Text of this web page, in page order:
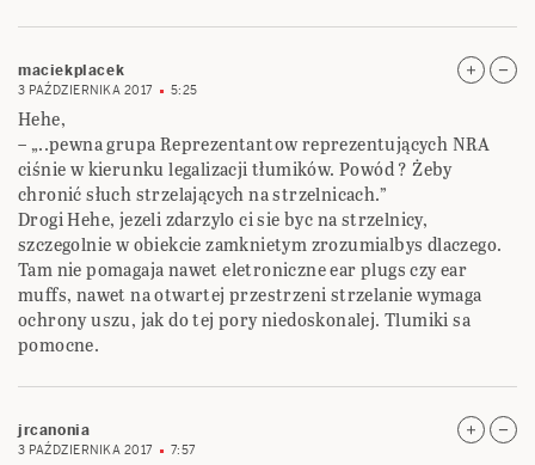
maciekplacek
3 PAŹDZIERNIKA 2017 5:25
Hehe,
– „..pewna grupa Reprezentantow reprezentujących NRA
ciśnie w kierunku legalizacji tłumików. Powód ? Żeby
chronić słuch strzelających na strzelnicach.”
Drogi Hehe, jezeli zdarzylo ci sie byc na strzelnicy,
szczegolnie w obiekcie zamknietym zrozumialbys dlaczego.
Tam nie pomagaja nawet eletroniczne ear plugs czy ear
muffs, nawet na otwartej przestrzeni strzelanie wymaga
ochrony uszu, jak do tej pory niedoskonalej. Tlumiki sa
pomocne.
jrcanonia
3 PAŹDZIERNIKA 2017 7:57